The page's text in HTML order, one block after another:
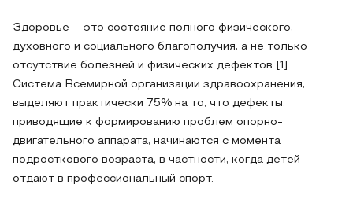
Здоровье – это состояние полного физического,
духовного и социального благополучия, а не только
отсутствие болезней и физических дефектов [1].
Система Всемирной организации здравоохранения,
выделяют практически 75% на то, что дефекты,
приводящие к формированию проблем опорно-
двигательного аппарата, начинаются с момента
подросткового возраста, в частности, когда детей
отдают в профессиональный спорт.